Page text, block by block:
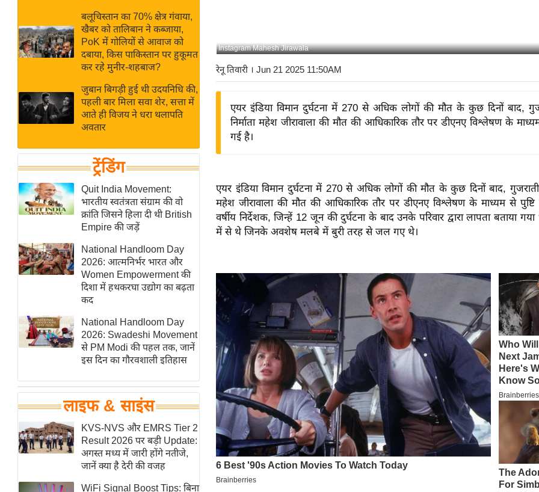
Hindi
Videos
क्रिकेट
IPL
2026
ई-पेपर
मिसाल बेमिसाल
शख्सियत
यंग इंडिया
साहित्य जगत
ऑटो वर्ल्ड
न्यूज ब्रीफ
मनोरंजन जगत
बॉलीवुड
हॉलीवुड
फिल्म समीक्षा
Breaking
News
लाइफस्टाइल
टेक्नॉलॉजी
घरेलू नुस्खे
पर्यटन स्थल
फिटनेस मंत्रा
रिलेशनशिप
राजनीति
विश्लेषण
बलूचिस्तान का 70% क्षेत्र गंवाया,
खैबर को तालिबान ने कब्जाया,
PoK में गोलियों से आवाज को
दबाया, किस पाकिस्तान पर हुकूमत
कर रहे मुनीर-शहबाज?
जुबान बिगड़ी हुई थी उदयनिधि की,
पहली बार मिला सवा शेर, सत्ता में
आते ही विजय ने धरा थलापति
अवतार
ट्रेंडिंग
Quit India Movement:
भारतीय स्वतंत्रता संग्राम की वो
क्रांति जिसने हिला दी थी British
Empire की जड़ें
National Handloom Day
2026: आत्मनिर्भर भारत और
Women Empowerment की
दिशा में हथकरघा उद्योग का बढ़ता
कद
National Handloom Day
2026: Swadeshi Movement
से PM Modi की पहल तक, जानें
इस दिन का गौरवशाली इतिहास
लाइफ & साइंस
KVS-NVS और EMRS Tier 2
Result 2026 पर बड़ी Update:
अगस्त मध्य में जारी होंगे नतीजे,
जानें क्या है देरी की वजह
WiFi Signal Boost Tips: बिना
Instagram Mahesh Jirawala
रेनू तिवारी । Jun 21 2025 11:50AM
एयर इंडिया विमान दुर्घटना में 270 से अधिक लोगों की मौत के कुछ दिनों बाद,
निर्माता महेश जीरावाला की मौत की आधिकारिक तौर पर डीएनए विश्लेषण के
गई है।
एयर इंडिया विमान दुर्घटना में 270 से अधिक लोगों की मौत के कुछ दिनों बाद, गुजराती
महेश जीरावाला की मौत की आधिकारिक तौर पर डीएनए विश्लेषण के माध्यम से
वर्षीय निर्देशक, जिन्हें 12 जून की दुर्घटना के बाद उनके परिवार द्वारा लापता बताया गया
में से थे जिनके अवशेष मलबे में बुरी तरह से जल गए थे।